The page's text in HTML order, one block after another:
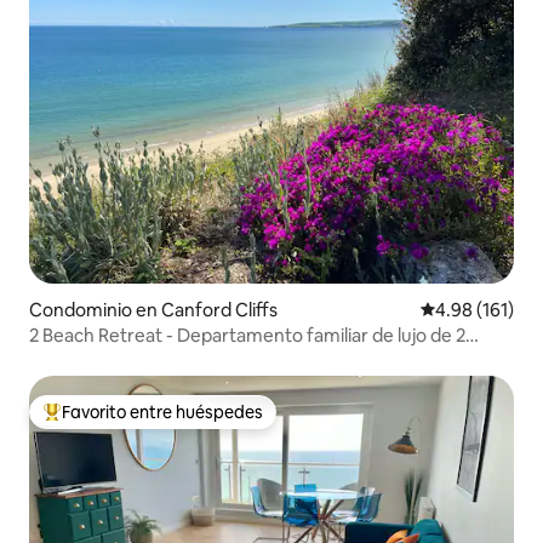
Condominio en Canford Cliffs Calificación
4.98 (161)
2 Beach Retreat - Departamento familiar de lujo de 2
De los mejores en Favorito entre huéspedes
Favorito entre huéspedes